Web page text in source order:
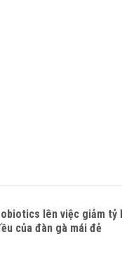
lên việc giảm tỷ
của đàn gà mái đẻ